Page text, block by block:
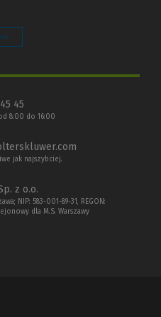
45
8:00 do 16:00
jak najszybciej.
z o.o.
NIP: 583-001-89-31, REGON:
dla M.S. Warszawy